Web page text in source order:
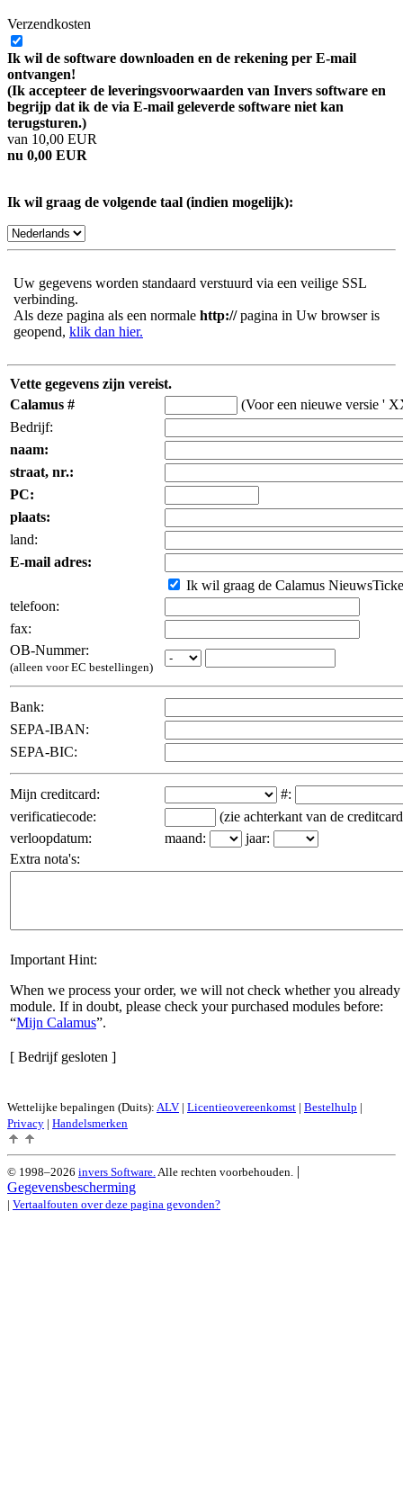
Verzendkosten
Ik wil de software downloaden en de rekening per E-mail
ontvangen!
(Ik accepteer de leveringsvoorwaarden van Invers software en
begrijp dat ik de via E-mail geleverde software niet kan
terugsturen.)
van 10,00 EUR
nu 0,00 EUR
Ik wil graag de volgende taal (indien mogelijk):
Uw gegevens worden standaard verstuurd via een veilige SSL
verbinding.
Als deze pagina als een normale http://pagina in Uw browser is
geopend, klik dan hier.
Vette gegevens zijn vereist.
Calamus #
(Voor een nieuwe versie '
Bedrijf:
naam:
straat, nr.:
PC:
plaats:
land:
E-mail adres:
Ik wil graag de Calamus
telefoon:
fax:
OB-Nummer:
(alleen voor EC bestellingen)
Bank:
SEPA-IBAN:
SEPA-BIC:
Mijn creditcard:
#:
verificatiecode:
(zie achterkant van de
verloopdatum:
maand:
jaar:
Extra nota's:
Important Hint:
When we process your order, we will not check whether you already
module. If in doubt, please check your purchased modules before:
Mijn Calamus .
[ Bedrijf gesloten ]
Wettelijke bepalingen (Duits): ALV | Licentieovereenkomst | Bestelhulp |
Privacy | Handelsmerken
© 1998–2026 invers Software. Alle rechten voorbehouden. |
Gegevensbescherming
| Vertaalfouten over deze pagina gevonden?